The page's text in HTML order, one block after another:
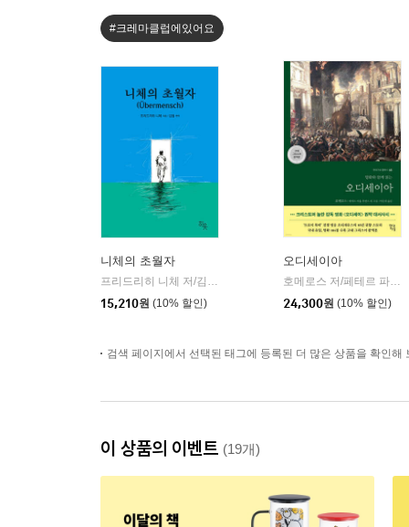
#크레마클럽에있어요
니체의 초월자
프리드리히 니체 저/김철 편역
15,210원 (10% 할인)
오디세이아
호메로스 저/페테르 파울 루벤스 그림/박문재 역
24,300원 (10% 할인)
검색 페이지에서 선택된 태그에 등록된 더 많은 상품을 확인해
이 상품의 이벤트 (19개)